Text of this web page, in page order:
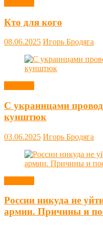
Кто для кого
08.06.2025 Игорь Бродяга
С украинцами
кунштюк
03.06.2025 Игорь Бродяга
России никуда не
армии. Причины и